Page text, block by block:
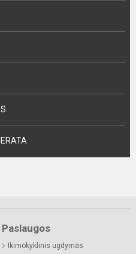
Paslaugos
Ikimokyklinis ugdymas